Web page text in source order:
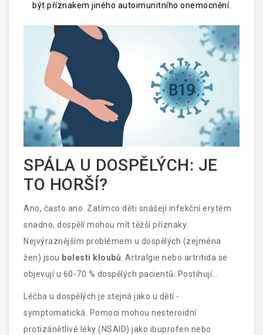
být příznakem jiného autoimunitního onemocnění.
SPÁLA U DOSPĚLÝCH: JE
TO HORŠÍ?
Ano, často ano. Zatímco děti snášejí infekční erytém
snadno, dospělí mohou mít těžší příznaky.
Nejvýraznějším problémem u dospělých (zejména
žen) jsou bolesti kloubů. Artralgie nebo artritida se
objevují u 60-70 % dospělých pacientů. Postihují
nejčastěji zápěstí, kolena a kotníky. Bolest může být
silná a trvat od několika dnů až po několik měsíců, i
když vyrážka již zmizela.
Léčba u dospělých je stejná jako u dětí -
symptomatická. Pomoci mohou nesteroidní
protizánětlivé léky (NSAID) jako ibuprofen nebo